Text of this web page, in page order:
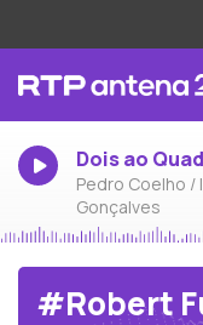
Dois ao
Pedro Coelho /
Gonçalves
#Robert